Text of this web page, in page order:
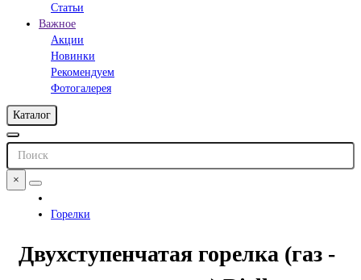
Статьи
Важное
Акции
Новинки
Рекомендуем
Фотогалерея
Каталог
×
Горелки
Двухступенчатая горелка (газ -